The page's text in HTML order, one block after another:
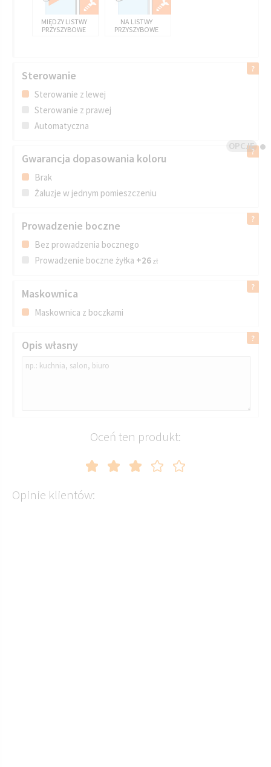
OPCJE
MIĘDZY LISTWY
PRZYSZYBOWE
NA LISTWY
PRZYSZYBOWE
Sterowanie
Sterowanie z lewej
Sterowanie z prawej
Automatyczna
Gwarancja dopasowania koloru
Brak
Żaluzje w jednym pomieszczeniu
Prowadzenie boczne
Bez prowadzenia bocznego
Prowadzenie boczne żyłka +26 zł
Maskownica
Maskownica z boczkami
Opis własny
Oceń ten produkt:
Opinie klientów: